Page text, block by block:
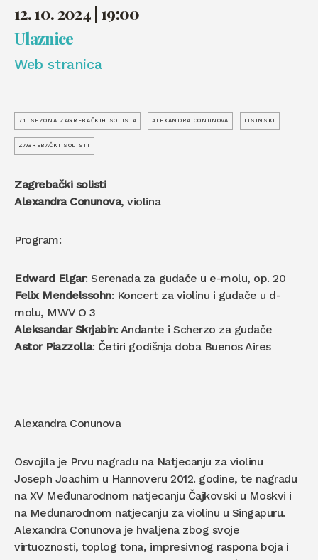
12. 10. 2024 | 19:00
Ulaznice
Web stranica
71. SEZONA ZAGREBAČKIH SOLISTA ALEXANDRA CONUNOVA LISINSKI
ZAGREBAČKI SOLISTI
Zagrebački solisti
Alexandra Conunova, violina
Program:
Edward Elgar: Serenada za gudače u e-molu, op. 20
Felix Mendelssohn: Koncert za violinu i gudače u d-
molu, MWV O 3
Aleksandar Skrjabin: Andante i Scherzo za gudače
Astor Piazzolla: Četiri godišnja doba Buenos Aires
Alexandra Conunova
Osvojila je Prvu nagradu na Natjecanju za violinu
Joseph Joachim u Hannoveru 2012. godine, te nagradu
na XV Međunarodnom natjecanju Čajkovski u Moskvi i
na Međunarodnom natjecanju za violinu u Singapuru.
Alexandra Conunova je hvaljena zbog svoje
virtuoznosti, toplog tona, impresivnog raspona boja i